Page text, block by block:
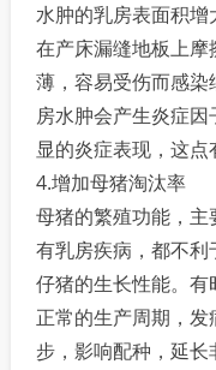
水肿的乳房表面积
在产床漏缝地板上
薄，容易受伤而感
房水肿会产生炎症
显的炎症表现，这点
4.增加母猪淘汰率
母猪的繁殖功能，
有乳房疾病，都不
仔猪的生长性能。
正常的生产周期，
步，影响配种，延